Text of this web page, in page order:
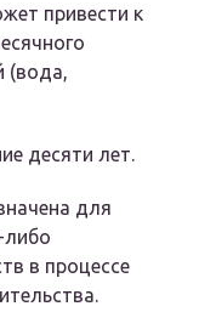
привести к
(вода,
десяти лет.
для
либо
в процессе